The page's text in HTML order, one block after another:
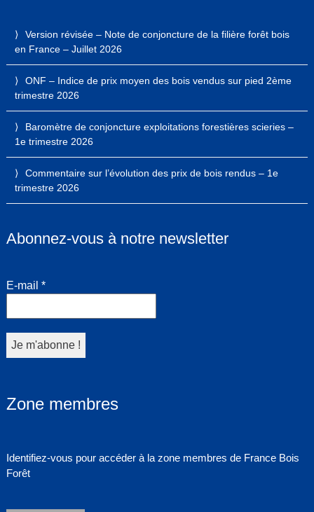
Version révisée – Note de conjoncture de la filière forêt bois
en France – Juillet 2026
ONF – Indice de prix moyen des bois vendus sur pied 2ème
trimestre 2026
Baromètre de conjoncture exploitations forestières scieries –
1e trimestre 2026
Commentaire sur l’évolution des prix de bois rendus – 1e
trimestre 2026
Abonnez-vous à notre newsletter
E-mail *
Zone membres
Identifiez-vous pour accéder à la zone membres de France Bois
Forêt